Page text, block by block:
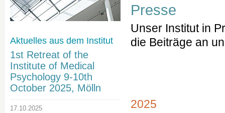
Presse
Unser Institut in
die Beiträge an
2025
Aktuelles aus dem Institut
1st Retreat of the
Institute of Medical
Psychology 9-10th
October 2025, Mölln
17.10.2025